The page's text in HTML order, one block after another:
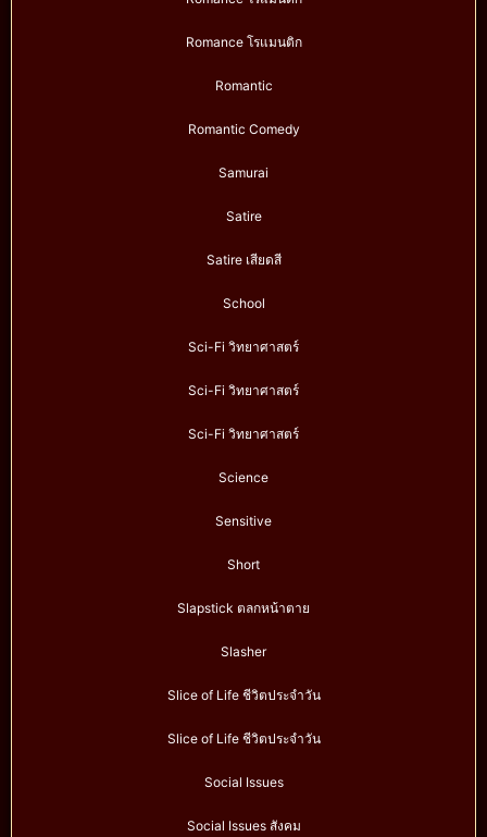
Romance โรแมนติก
Romantic
Romantic Comedy
Samurai
Satire
Satire เสียดสี
School
Sci-Fi วิทยาศาสตร์
Sci-Fi วิทยาศาสตร์
Sci-Fi วิทยาศาสตร์
Science
Sensitive
Short
Slapstick ตลกหน้าตาย
Slasher
Slice of Life ชีวิตประจำวัน
Slice of Life ชีวิตประจำวัน
Social Issues
Social Issues สังคม